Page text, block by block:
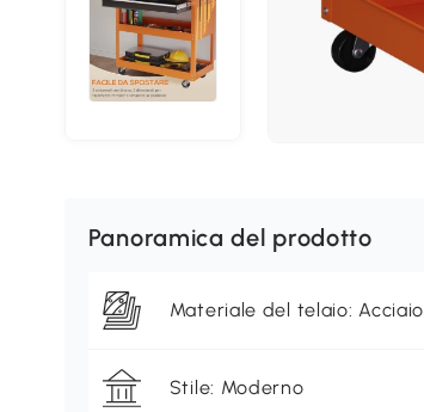
Panoramica del prodotto
Materiale del telaio: Acciaio
Stile: Moderno